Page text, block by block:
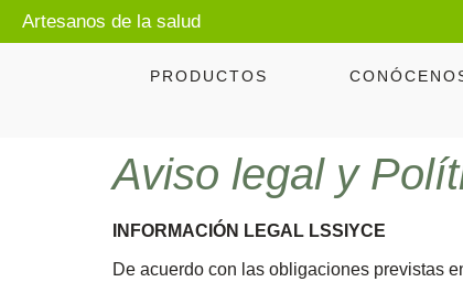
Artesanos de la salud
PRODUCTOS
Aviso legal y
INFORMACIÓN LEGAL LSSIYCE
De acuerdo con las obligaciones previstas